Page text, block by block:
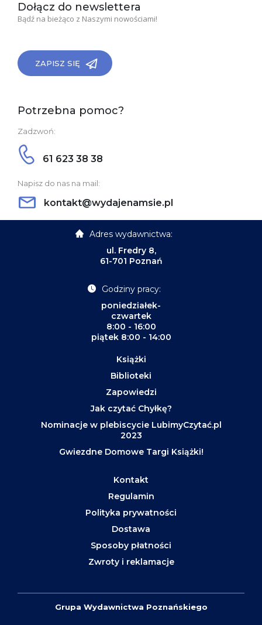
Dołącz do newslettera
Bądź na bieżąco z Naszymi nowościami!
ZAPISZ SIĘ
Potrzebna pomoc?
Zadzwoń:
61 623 38 38
Napisz do nas na mail:
kontakt@wydajenamsie.pl
Adres wydawnictwa:
ul. Fredry 8,
61-701 Poznań
Godziny pracy:
poniedziałek-
czwartek
8:00 - 16:00
piątek 8:00 - 14:00
Książki
Biblioteki
Zapowiedzi
Jak czytać Chyłkę?
Nominacje w plebiscycie LubimyCzytać.pl
2023
Gwiezdne Domowe Targi Książki!
Kontakt
Regulamin
Polityka prywatności
Dostawa
Sposoby płatności
Zwroty i reklamacje
Grupa Wydawnictwa Poznańskiego